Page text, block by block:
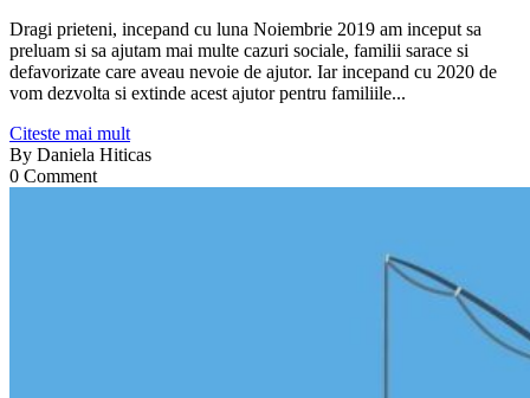
Dragi prieteni, incepand cu luna Noiembrie 2019 am inceput sa
preluam si sa ajutam mai multe cazuri sociale, familii sarace si
defavorizate care aveau nevoie de ajutor. Iar incepand cu 2020 de
vom dezvolta si extinde acest ajutor pentru familiile...
Citeste mai mult
By Daniela Hiticas
0 Comment